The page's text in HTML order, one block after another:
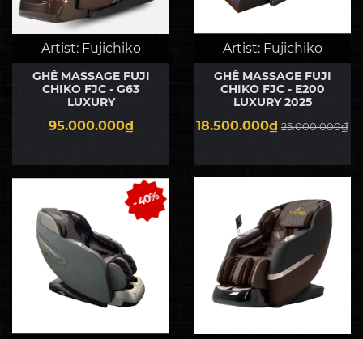
Artist: Fujichiko
GHẾ MASSAGE FUJI
CHIKO FJC - G63
LUXURY
95.000.000₫
Artist: Fujichiko
GHẾ MASSAGE FUJI
CHIKO FJC - E200
LUXURY 2025
18.500.000₫ 25.000.000₫
- 40%